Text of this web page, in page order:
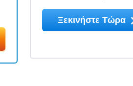
Ξεκινήστε Τώρα